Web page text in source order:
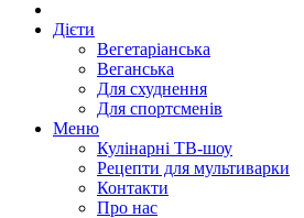
Дієти
Вегетаріанська
Веганська
Для схуднення
Для спортсменів
Меню
Кулінарні ТВ-шоу
Рецепти для мультиварки
Контакти
Про нас